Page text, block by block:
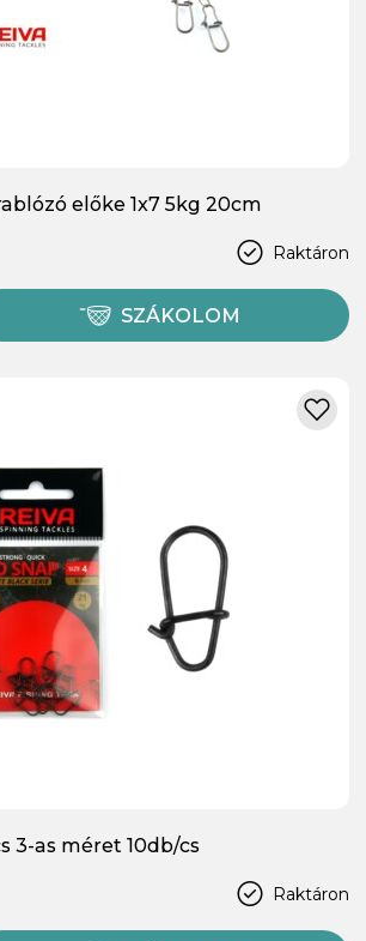
előke 1x7 5kg 20cm
Raktáron
SZÁKOLOM
3-as méret 10db/cs
Raktáron